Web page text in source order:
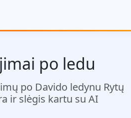
po ledu
po Davido ledynu Rytų
ir slėgis kartu su AI